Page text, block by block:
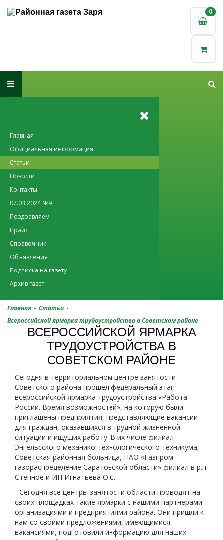
0
0
Главная
Официальная информация
Статьи
Новости
Контакты
07.03.2024 №9
Поздравляем
Прайс
Справочник
Объявления
Подписка на газету
Архив газет
Главная - Статьи -
Всероссийской ярмарка трудоустройства в Советском районе
ВСЕРОССИЙСКОЙ ЯРМАРКА
ТРУДОУСТРОЙСТВА В
СОВЕТСКОМ РАЙОНЕ
Сегодня в территориальном центре занятости
Советского района прошёл федеральный этап
всероссийской ярмарка трудоустройства «Работа
России. Время возможностей», на которую были
приглашены предприятия, представляющие вакансии
для граждан, оказавшихся в трудной жизненной
ситуации и ищущих работу. В их числе филиал
Энгельсского механико-технологического техникума,
Советская районная больница, ПАО «Газпром
газораспределение Саратовской области» филиал в р.п.
Степное и ИП Игнатьева О.С.
- Сегодня все центры занятости области проводят на
своих площадках такие ярмарки с нашими партнёрами -
организациями и предприятиями района. Они пришли к
нам со своими предложениями, имеющимися
вакансиями, подготовили информацию для наших